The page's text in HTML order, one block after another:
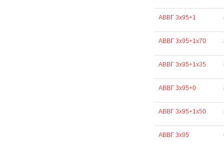
АВВГ 3х95+1
АВВГ 3х95+1х70
АВВГ 3х95+1х35
АВВГ 3х95+0
АВВГ 3х95+1х50
АВВГ 3х95